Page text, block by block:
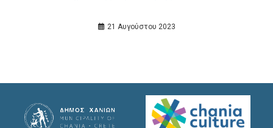
21 Αυγούστου 2023